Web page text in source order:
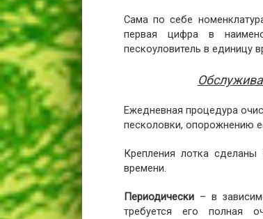
Сама по себе
первая цифра в
пескоуловитель в единицу
Ежедневная процедура
песколовки, опорожнению
Крепления лотка
времени.
Периодически– в
требуется его полная